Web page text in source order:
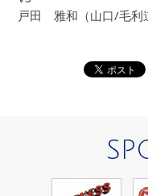
戸田 雅和（山口/毛利